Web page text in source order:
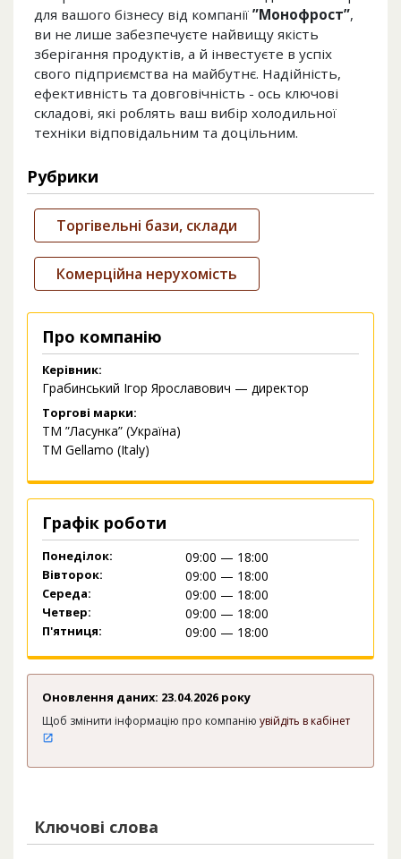
для вашого бізнесу від компанії ”Монофрост”,
ви не лише забезпечуєте найвищу якість
зберігання продуктів, а й інвестуєте в успіх
свого підприємства на майбутнє. Надійність,
ефективність та довговічність - ось ключові
складові, які роблять ваш вибір холодильної
техніки відповідальним та доцільним.
Рубрики
Торгівельні бази, склади
Комерційна нерухомість
Про компанію
Керівник:
Грабинський Ігор Ярославович — директор
Торгові марки:
ТМ ”Ласунка” (Україна)
ТМ Gellamo (Italy)
Графік роботи
Понеділок: 09:00 — 18:00
Вівторок: 09:00 — 18:00
Середа: 09:00 — 18:00
Четвер: 09:00 — 18:00
П'ятниця: 09:00 — 18:00
Оновлення даних: 23.04.2026 року
Щоб змінити інформацію про компанію увійдіть в кабінет
Ключові слова